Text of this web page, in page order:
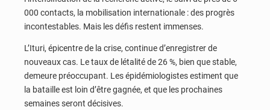
000 contacts, la mobilisation internationale : des progrès
incontestables. Mais les défis restent immenses.
L’Ituri, épicentre de la crise, continue d’enregistrer de
nouveaux cas. Le taux de létalité de 26 %, bien que stable,
demeure préoccupant. Les épidémiologistes estiment que
la bataille est loin d’être gagnée, et que les prochaines
semaines seront décisives.